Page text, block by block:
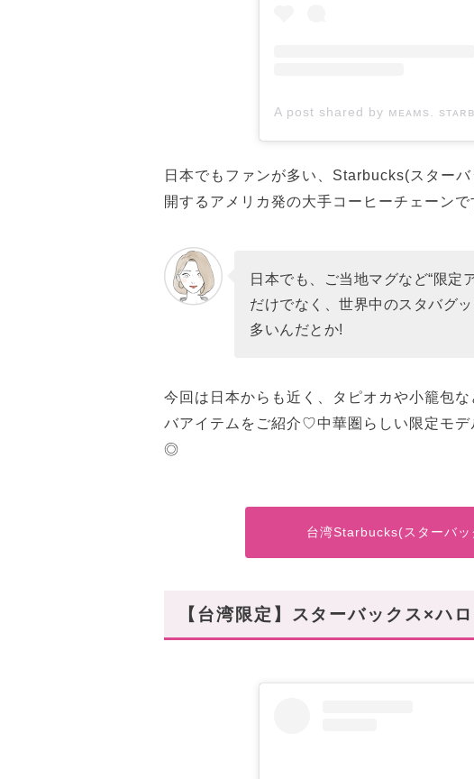
日本でもファンが多い、Starbucks(スター
開するアメリカ発の大手コーヒーチェーン
日本でも、ご当地マグなど“限定
だけでなく、世界中のスタバグ
多いんだとか!
今回は日本からも近く、タピオカや小籠包
バアイテムをご紹介♡中華圏らしい限定モ
◎
台湾Starbucks(スターバ
【台湾限定】スターバックス×ハ